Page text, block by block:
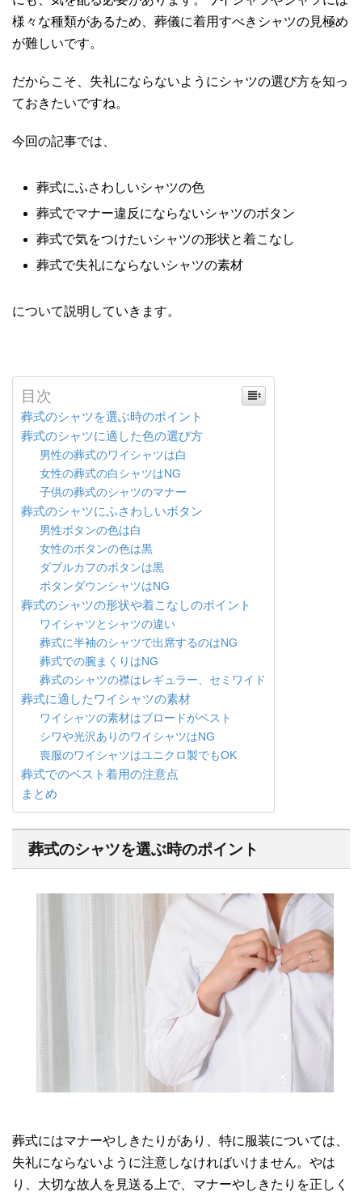
様々な種類があるため、葬儀に着用すべきシャツの見極め
が難しいです。
だからこそ、失礼にならないようにシャツの選び方を知っ
ておきたいですね。
今回の記事では、
葬式にふさわしいシャツの色
葬式でマナー違反にならないシャツのボタン
葬式で気をつけたいシャツの形状と着こなし
葬式で失礼にならないシャツの素材
について説明していきます。
目次
葬式のシャツを選ぶ時のポイント
葬式のシャツに適した色の選び方
男性の葬式のワイシャツは白
女性の葬式の白シャツはNG
子供の葬式のシャツのマナー
葬式のシャツにふさわしいボタン
男性ボタンの色は白
女性のボタンの色は黒
ダブルカフのボタンは黒
ボタンダウンシャツはNG
葬式のシャツの形状や着こなしのポイント
ワイシャツとシャツの違い
葬式に半袖のシャツで出席するのはNG
葬式での腕まくりはNG
葬式のシャツの襟はレギュラー、セミワイド
葬式に適したワイシャツの素材
ワイシャツの素材はブロードがベスト
シワや光沢ありのワイシャツはNG
喪服のワイシャツはユニクロ製でもOK
葬式でのベスト着用の注意点
まとめ
葬式のシャツを選ぶ時のポイント
葬式にはマナーやしきたりがあり、特に服装については、
失礼にならないように注意しなければいけません。やは
り、大切な故人を見送る上で、マナーやしきたりを正しく